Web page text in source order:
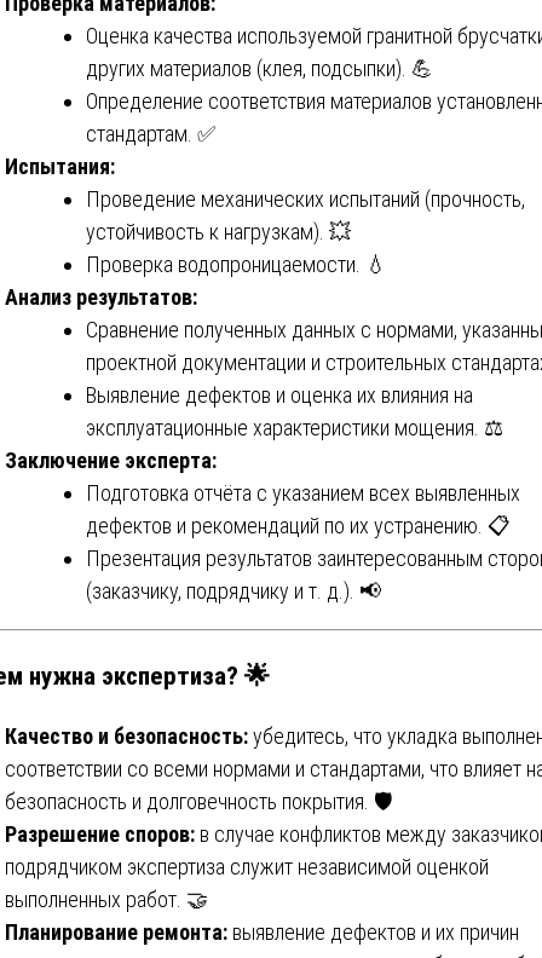
Оценка качества используемой гранитной
других материалов (клея, подсыпки). 💪
Определение соответствия материалов
стандартам. ✅
Испытания:
Проведение механических испытаний (прочность,
устойчивость к нагрузкам). 💥
Проверка водопроницаемости. 💧
Анализ результатов:
Сравнение полученных данных с нормами,
проектной документации и строительных
Выявление дефектов и оценка их влияния на
эксплуатационные характеристики мощения. ⚖️
Заключение эксперта:
Подготовка отчёта с указанием всех выявленных
дефектов и рекомендаций по их устранению. 📋
Презентация результатов заинтересованным
(заказчику, подрядчику и т. д.). 📢
нужна экспертиза? 🌟
Качество и безопасность:убедитесь, что укладка
соответствии со всеми нормами и стандартами, что влияет
безопасность и долговечность покрытия. 🛡️
Разрешение споров: в случае конфликтов между
подрядчиком экспертиза служит независимой оценкой
выполненных работ. 🤝
Планирование ремонта: выявление дефектов и их причин